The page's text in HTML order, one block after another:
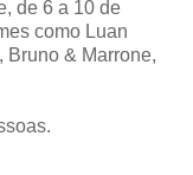
de 6 a 10 de
como Luan
Bruno & Marrone,